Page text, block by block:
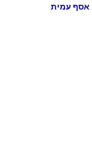
אסף עמית